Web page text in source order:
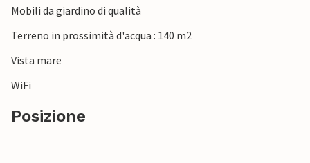
una gita in barca.
Mobili da giardino di qualità
Terreno in prossimità d'acqua : 140 m2
Vista mare
WiFi
Posizione